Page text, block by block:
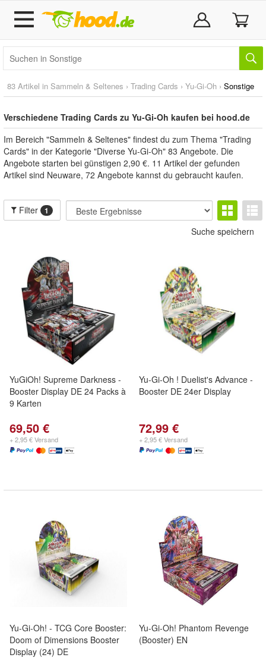
83 Artikel in Sammeln & Seltenes › Trading Cards › Yu-Gi-Oh › Sonstige
Verschiedene Trading Cards zu Yu-Gi-Oh kaufen bei hood.de
Im Bereich "Sammeln & Seltenes" findest du zum Thema "Trading
Cards" in der Kategorie "Diverse Yu-Gi-Oh" 83 Angebote. Die
Angebote starten bei günstigen 2,90 €. 11 Artikel der gefunden
Artikel sind Neuware, 72 Angebote kannst du gebraucht kaufen.
Filter 1
Suche speichern
YuGiOh! Supreme Darkness -
Booster Display DE 24 Packs à
9 Karten
69,50 €
+ 2,95 € Versand
Yu-Gi-Oh ! Duelist's Advance -
Booster DE 24er Display
72,99 €
+ 2,95 € Versand
Yu-Gi-Oh! - TCG Core Booster:
Doom of Dimensions Booster
Display (24) DE
Yu-Gi-Oh! Phantom Revenge
(Booster) EN